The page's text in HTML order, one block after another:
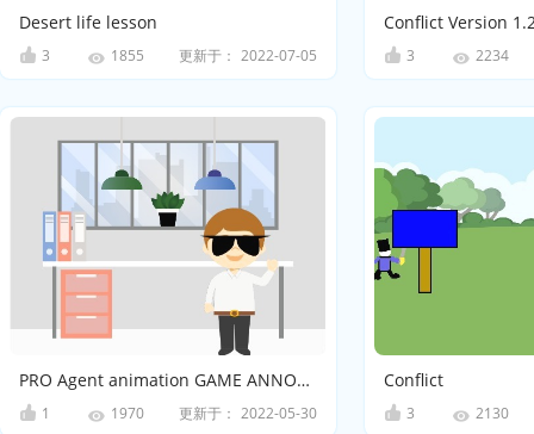
Desert life lesson
3 1855 更新于： 2022-07-05
Conflict Version
3 2234
PRO Agent animation GAME ANNOUNCEMENT!!
1 1970 更新于： 2022-05-30
Conflict
3 2130